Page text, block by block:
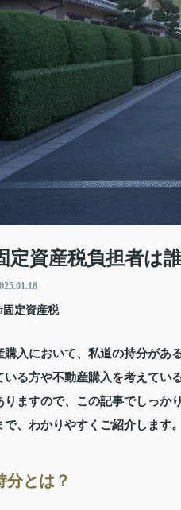
定資産税負担者は
固定資産税
購入において、私道の持分が
いる方や不動産購入を考えてい
りますので、この記事でしっか
、わかりやすくご紹介します。
分とは？